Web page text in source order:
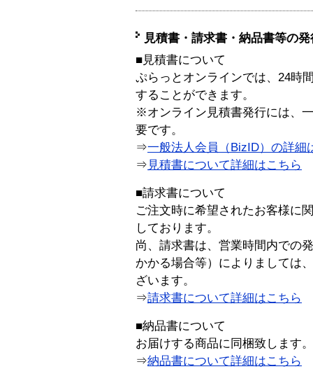
見積書・請求書・納品書等の
■見積書について
ぷらっとオンラインでは、24時
することができます。
※オンライン見積書発行には、
要です。
⇒一般法人会員（BizID）の詳細
⇒ 見積書について詳細はこちら
■請求書について
ご注文時に希望されたお客様に
しております。
尚、請求書は、営業時間内での
かかる場合等）によりましては
ざいます。
⇒請求書について詳細はこちら
■納品書について
お届けする商品に同梱致します。
⇒納品書について詳細はこちら